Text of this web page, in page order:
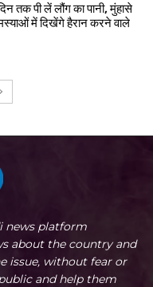
तक पी लें लौंग का पानी, मुंहासे
में दिखेंगे हैरान करने वाले
news platform
about the country and
issue, without fear or
and help them